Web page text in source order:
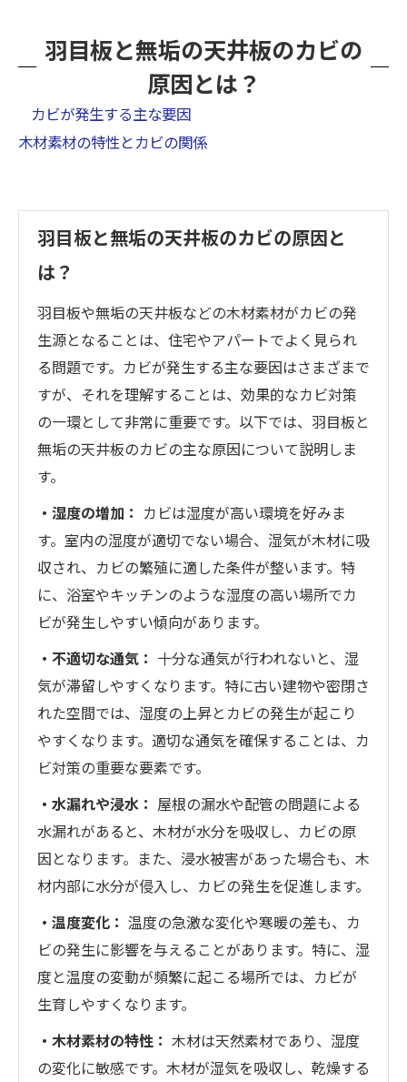
羽目板と無垢の天井板のカビの
原因とは？
カビが発生する主な要因
木材素材の特性とカビの関係
羽目板と無垢の天井板のカビの原因と
は？
羽目板や無垢の天井板などの木材素材がカビの発
生源となることは、住宅やアパートでよく見られ
る問題です。カビが発生する主な要因はさまざまで
すが、それを理解することは、効果的なカビ対策
の一環として非常に重要です。以下では、羽目板と
無垢の天井板のカビの主な原因について説明しま
す。
・湿度の増加： カビは湿度が高い環境を好みま
す。室内の湿度が適切でない場合、湿気が木材に吸
収され、カビの繁殖に適した条件が整います。特
に、浴室やキッチンのような湿度の高い場所でカ
ビが発生しやすい傾向があります。
・不適切な通気： 十分な通気が行われないと、湿
気が滞留しやすくなります。特に古い建物や密閉さ
れた空間では、湿度の上昇とカビの発生が起こり
やすくなります。適切な通気を確保することは、カ
ビ対策の重要な要素です。
・水漏れや浸水： 屋根の漏水や配管の問題による
水漏れがあると、木材が水分を吸収し、カビの原
因となります。また、浸水被害があった場合も、木
材内部に水分が侵入し、カビの発生を促進します。
・温度変化： 温度の急激な変化や寒暖の差も、カ
ビの発生に影響を与えることがあります。特に、湿
度と温度の変動が頻繁に起こる場所では、カビが
生育しやすくなります。
・木材素材の特性： 木材は天然素材であり、湿度
の変化に敏感です。木材が湿気を吸収し、乾燥する